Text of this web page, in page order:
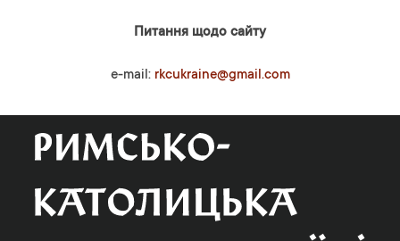
Питання щодо сайту
e-mail: rkcukraine@gmail.com